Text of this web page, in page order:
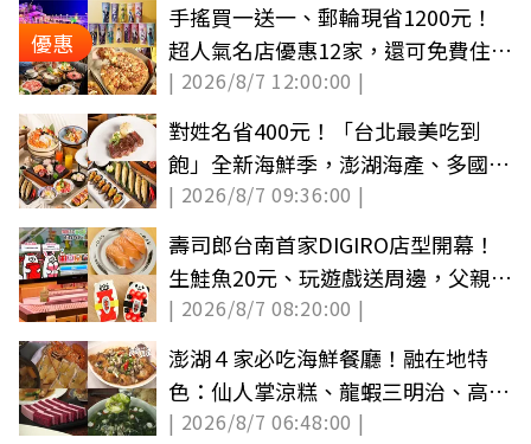
優惠
手搖買一送一、郵輪現省1200元！
超人氣名店優惠12家，還可免費住童
話城堡旅宿
| 2026/8/7 12:00:00 |
對姓名省400元！「台北最美吃到
飽」全新海鮮季，澎湖海產、多國料
理無限吃
| 2026/8/7 09:36:00 |
壽司郎台南首家DIGIRO店型開幕！
生鮭魚20元、玩遊戲送周邊，父親節
啤酒88元
| 2026/8/7 08:20:00 |
澎湖４家必吃海鮮餐廳！融在地特
色：仙人掌涼糕、龍蝦三明治、高麗
菜酸燒魚
| 2026/8/7 06:48:00 |